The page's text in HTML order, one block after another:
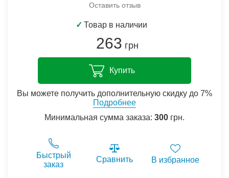
Оставить отзыв
✓ Товар в наличии
263 грн
Купить
Вы можете получить дополнительную скидку до 7%
Подробнее
Минимальная сумма заказа: 300 грн.
Быстрый
заказ
Сравнить В избранное